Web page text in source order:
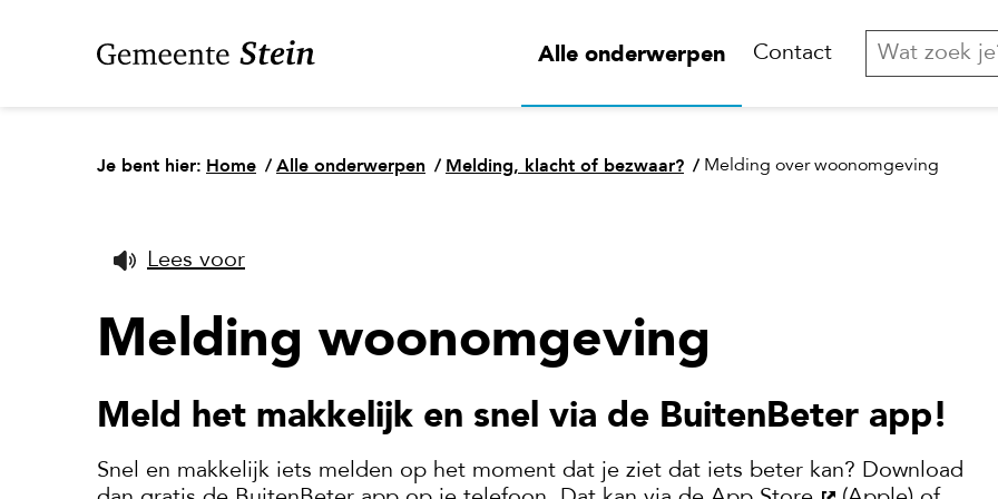
Alle onderwerpen Contact
Je bent hier: Home / Alle onderwerpen / Melding, klacht of bezwaar? / Melding over woonomgeving
Lees voor
Melding woonomgeving
Meld het makkelijk en snel via de BuitenBeter app!
Snel en makkelijk iets melden op het moment dat je ziet dat iets beter kan? Download